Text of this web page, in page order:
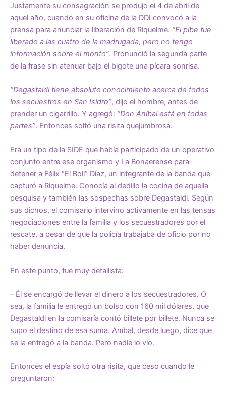
Justamente su consagración se produjo el 4 de abril de
aquel año, cuando en su oficina de la DDI convocó a la
prensa para anunciar la liberación de Riquelme. “El pibe fue
liberado a las cuatro de la madrugada, pero no tengo
información sobre el monto”. Pronunció la segunda parte
de la frase sin atenuar bajo el bigote una pícara sonrisa.
“Degastaldi tiene absoluto conocimiento acerca de todos
los secuestros en San Isidro”, dijo el hombre, antes de
prender un cigarrillo. Y agregó: “Don Aníbal está en todas
partes”. Entonces soltó una risita quejumbrosa.
Era un tipo de la SIDE que había participado de un operativo
conjunto entre ese organismo y La Bonaerense para
detener a Félix “El Boli” Díaz, un integrante de la banda que
capturó a Riquelme. Conocía al dedillo la cocina de aquella
pesquisa y también las sospechas sobre Degastaldi. Según
sus dichos, el comisario intervino activamente en las tensas
negociaciones entre la familia y los secuestradores por el
rescate, a pesar de que la policía trabajaba de oficio por no
haber denuncia.
En este punto, fue muy detallista:
– Él se encargó de llevar el dinero a los secuestradores. O
sea, la familia le entregó un bolso con 160 mil dólares, que
Degastaldi en la comisaría contó billete por billete. Nunca se
supo el destino de esa suma. Aníbal, desde luego, dice que
se la entregó a la banda. Pero nadie lo vio.
Entonces el espía soltó otra risita, que ceso cuando le
preguntaron: